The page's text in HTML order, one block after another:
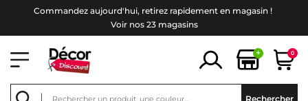
Commandez aujourd'hui, retirez rapidement en magasin !
Voir nos 23 magasins
+ 0
Rechercher